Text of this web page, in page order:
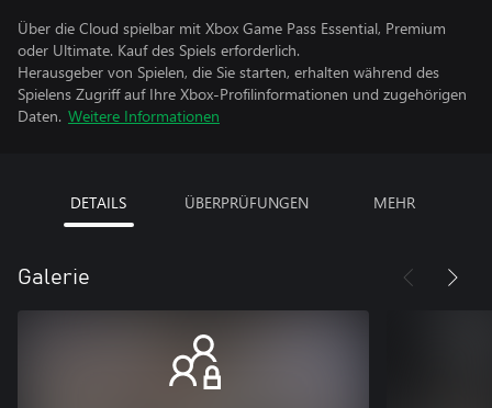
Über die Cloud spielbar mit Xbox Game Pass Essential, Premium
oder Ultimate. Kauf des Spiels erforderlich.
Herausgeber von Spielen, die Sie starten, erhalten während des
Spielens Zugriff auf Ihre Xbox-Profilinformationen und zugehörigen
Daten. Weitere Informationen
DETAILS ÜBERPRÜFUNGEN MEHR
Galerie